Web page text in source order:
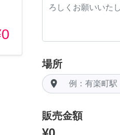
場所
room
販売金額